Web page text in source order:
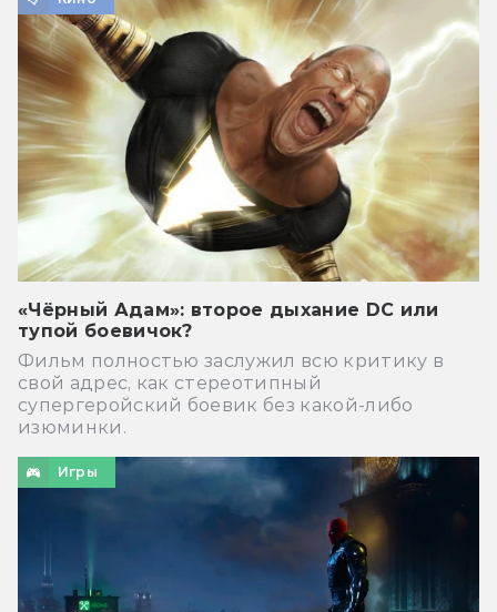
«Чёрный Адам»: второе дыхание DC или
тупой боевичок?
Фильм полностью заслужил всю критику в
свой адрес, как стереотипный
супергеройский боевик без какой-либо
изюминки.
Игры